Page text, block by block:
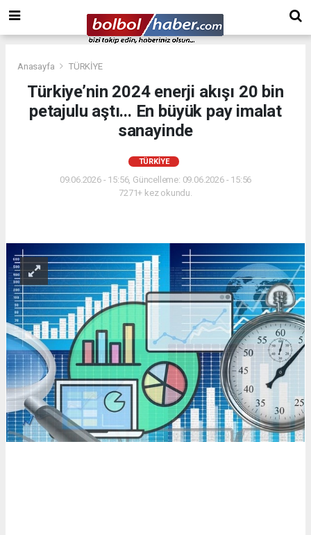
Anasayfa TÜRKİYE
Türkiye’nin 2024 enerji akışı 20 bin
petajulu aştı... En büyük pay imalat
sanayinde
TÜRKİYE
09.06.2026 - 15:56, Güncelleme: 09.06.2026 - 15:56
7271+ kez okundu.